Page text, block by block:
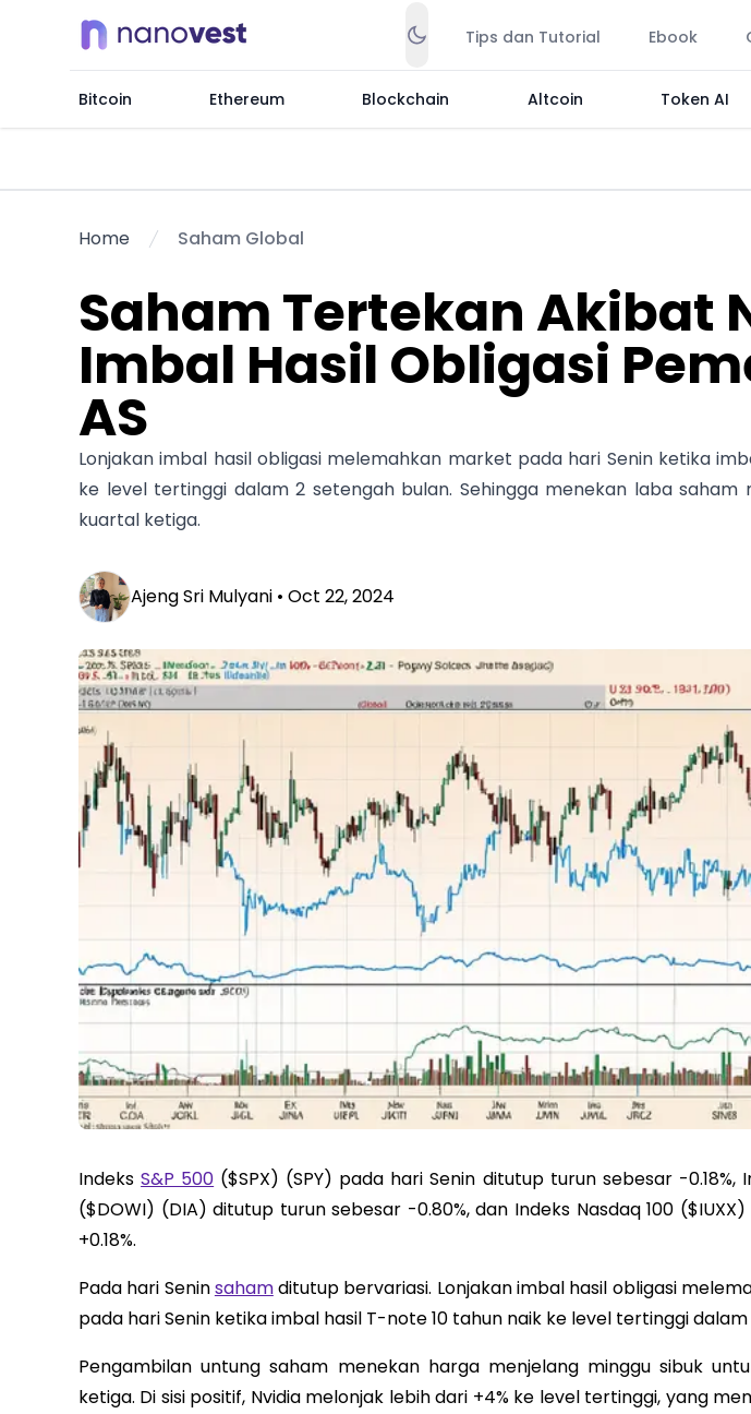
Tips dan Tutorial Ebook
Bitcoin Ethereum Blockchain Altcoin Token AI
Home Saham Global
Saham Tertekan Akibat
Imbal Hasil Obligasi
AS
Lonjakan imbal hasil obligasi melemahkan market pada hari Senin ketika
ke level tertinggi dalam 2 setengah bulan. Sehingga menekan laba saham
kuartal ketiga.
Ajeng Sri Mulyani • Oct 22, 2024
IndeksS&P 500 ($SPX) (SPY) pada hari Senin ditutup turun sebesar -0.18%,
($DOWI) (DIA) ditutup turun sebesar -0.80%, dan Indeks Nasdaq 100
+0.18%.
Pada hari Seninsahamditutup bervariasi. Lonjakan imbal hasil obligasi
pada hari Senin ketika imbal hasil T-note 10 tahun naik ke level tertinggi
Pengambilan untung saham menekan harga menjelang minggu sibuk
ketiga. Di sisi positif, Nvidia melonjak lebih dari +4% ke level tertinggi, yang